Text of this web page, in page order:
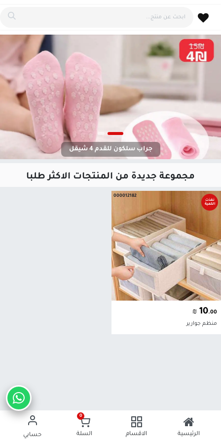
الرئيسية الاقسام
0
السلة حسابي
جراب سلكون للقدم 4 شيقل
مجموعة جديدة من المنتجات الاكثر طلبا
000012182
نفذت
الكمية
₪ 10.00
منظم جوارير